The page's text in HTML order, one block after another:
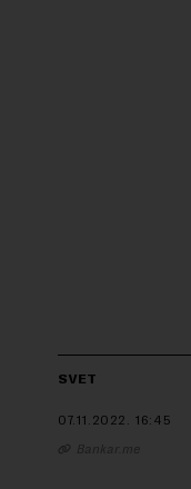
SVET
07.11.2022. 16:45
Bankar.me